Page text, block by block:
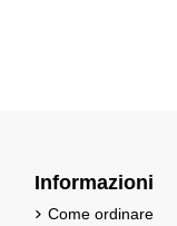
Informazioni
Come ordinare